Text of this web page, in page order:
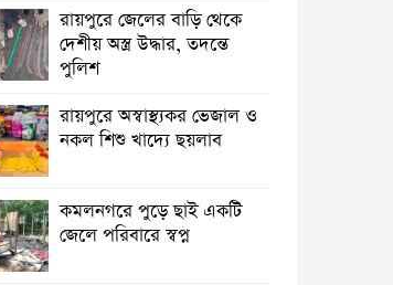
রায়পুরে প্রেসক্রিপশন ছাড়া ওষুধ বিক্রি, ২
ফার্মেসিকে জরিমানা ‎
তিন বছরেও শেষ হয়নি রায়পুর পৌরসভার
ড্রেনেজ নির্মান কাজ, ভোগান্তি
আমার ঘরের ডাক্তার ও বিপদের বন্ধু ডা.
আমান
কমলনগরে আওয়ামী লীগ নেতার
জামায়াতে যোগদান ‎
রায়পুরে জেলের বাড়ি থেকে
দেশীয় অস্ত্র উদ্ধার, তদন্তে
পুলিশ
রায়পুরে অস্বাস্থ্যকর ভেজাল ও
নকল শিশু খাদ্যে ছয়লাব
কমলনগরে পুড়ে ছাই একটি
জেলে পরিবারে স্বপ্ন